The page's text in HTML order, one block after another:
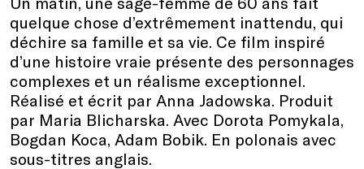
quelque chose d’extrêmement inattendu, qui
déchire sa famille et sa vie. Ce film inspiré
d’une histoire vraie présente des personnages
complexes et un réalisme exceptionnel.
Réalisé et écrit par Anna Jadowska. Produit
par Maria Blicharska. Avec Dorota Pomykala,
Bogdan Koca, Adam Bobik. En polonais avec
sous-titres anglais.